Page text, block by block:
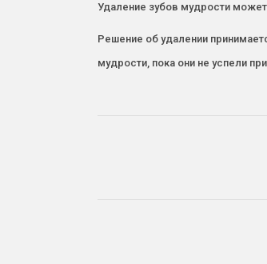
Удаление зубов мудрости
Решение об удалении
мудрости, пока они не успели